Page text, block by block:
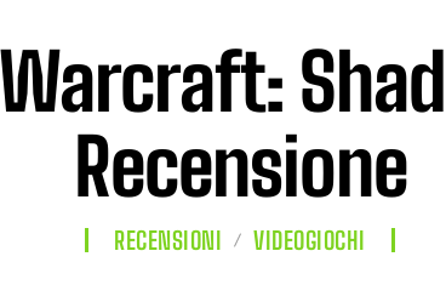
Recensione
RECENSIONI VIDEOGIOCHI